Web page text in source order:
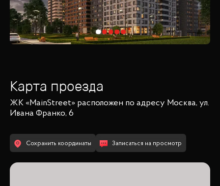
Карта проезда
ЖК «MainStreet» расположен по адресу Москва, ул.
Ивана Франко, 6
Сохранить координаты Записаться на просмотр